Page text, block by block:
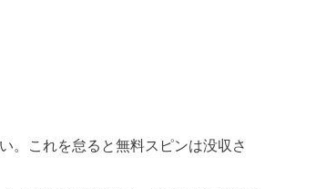
。これを怠ると無料スピンは没収さ